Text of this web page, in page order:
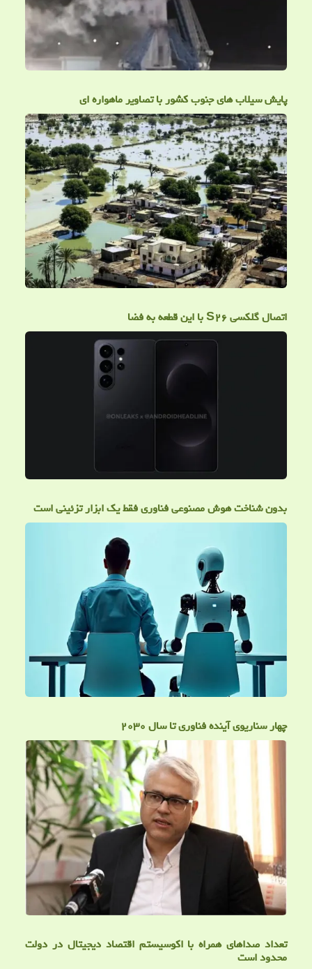
پایش سیلاب های جنوب کشور با تصاویر ماهواره ای
اتصال گلکسی S۲۶ با این قطعه به فضا
بدون شناخت هوش مصنوعی فناوری فقط یک ابزار تزئینی است
چهار سناریوی آینده فناوری تا سال ۲۰۳۰
تعداد صداهای همراه با اکوسیستم اقتصاد دیجیتال در دولت
محدود است